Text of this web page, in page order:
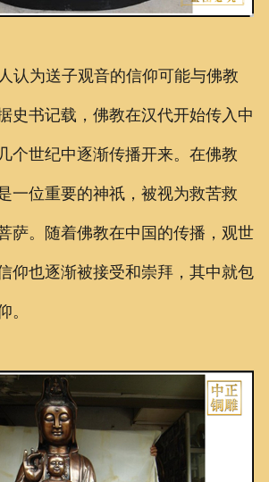
认为送子观音的信仰可能与佛教
史书记载，佛教在汉代开始传入中
个世纪中逐渐传播开来。在佛教
一位重要的神祇，被视为救苦救
萨。随着佛教在中国的传播，观世
仰也逐渐被接受和崇拜，其中就包
。